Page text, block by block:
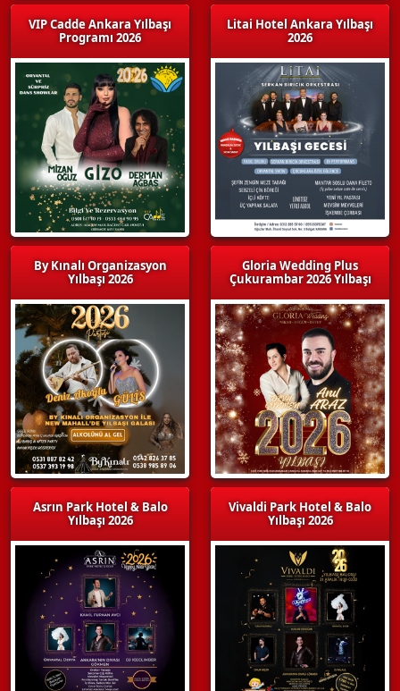
VIP Cadde Ankara Yılbaşı
Programı 2026
By Kınalı Organizasyon
Yılbaşı 2026
Asrın Park Hotel & Balo
Yılbaşı 2026
Litai Hotel Ankara Yılbaşı
2026
Gloria Wedding Plus
Çukurambar 2026 Yılbaşı
Vivaldi Park Hotel & Balo
Yılbaşı 2026